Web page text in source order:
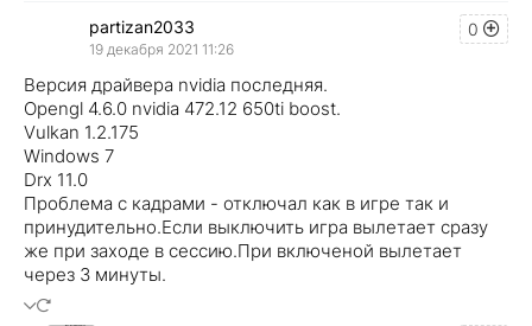
0
partizan2033
19 декабря 2021 11:26
Версия драйвера nvidia последняя.
Opengl 4.6.0 nvidia 472.12 650ti boost.
Vulkan 1.2.175
Windows 7
Drx 11.0
Проблема с кадрами - отключал как в игре так и
принудительно.Если выключить игра вылетает сразу
же при заходе в сессию.При включеной вылетает
через 3 минуты.